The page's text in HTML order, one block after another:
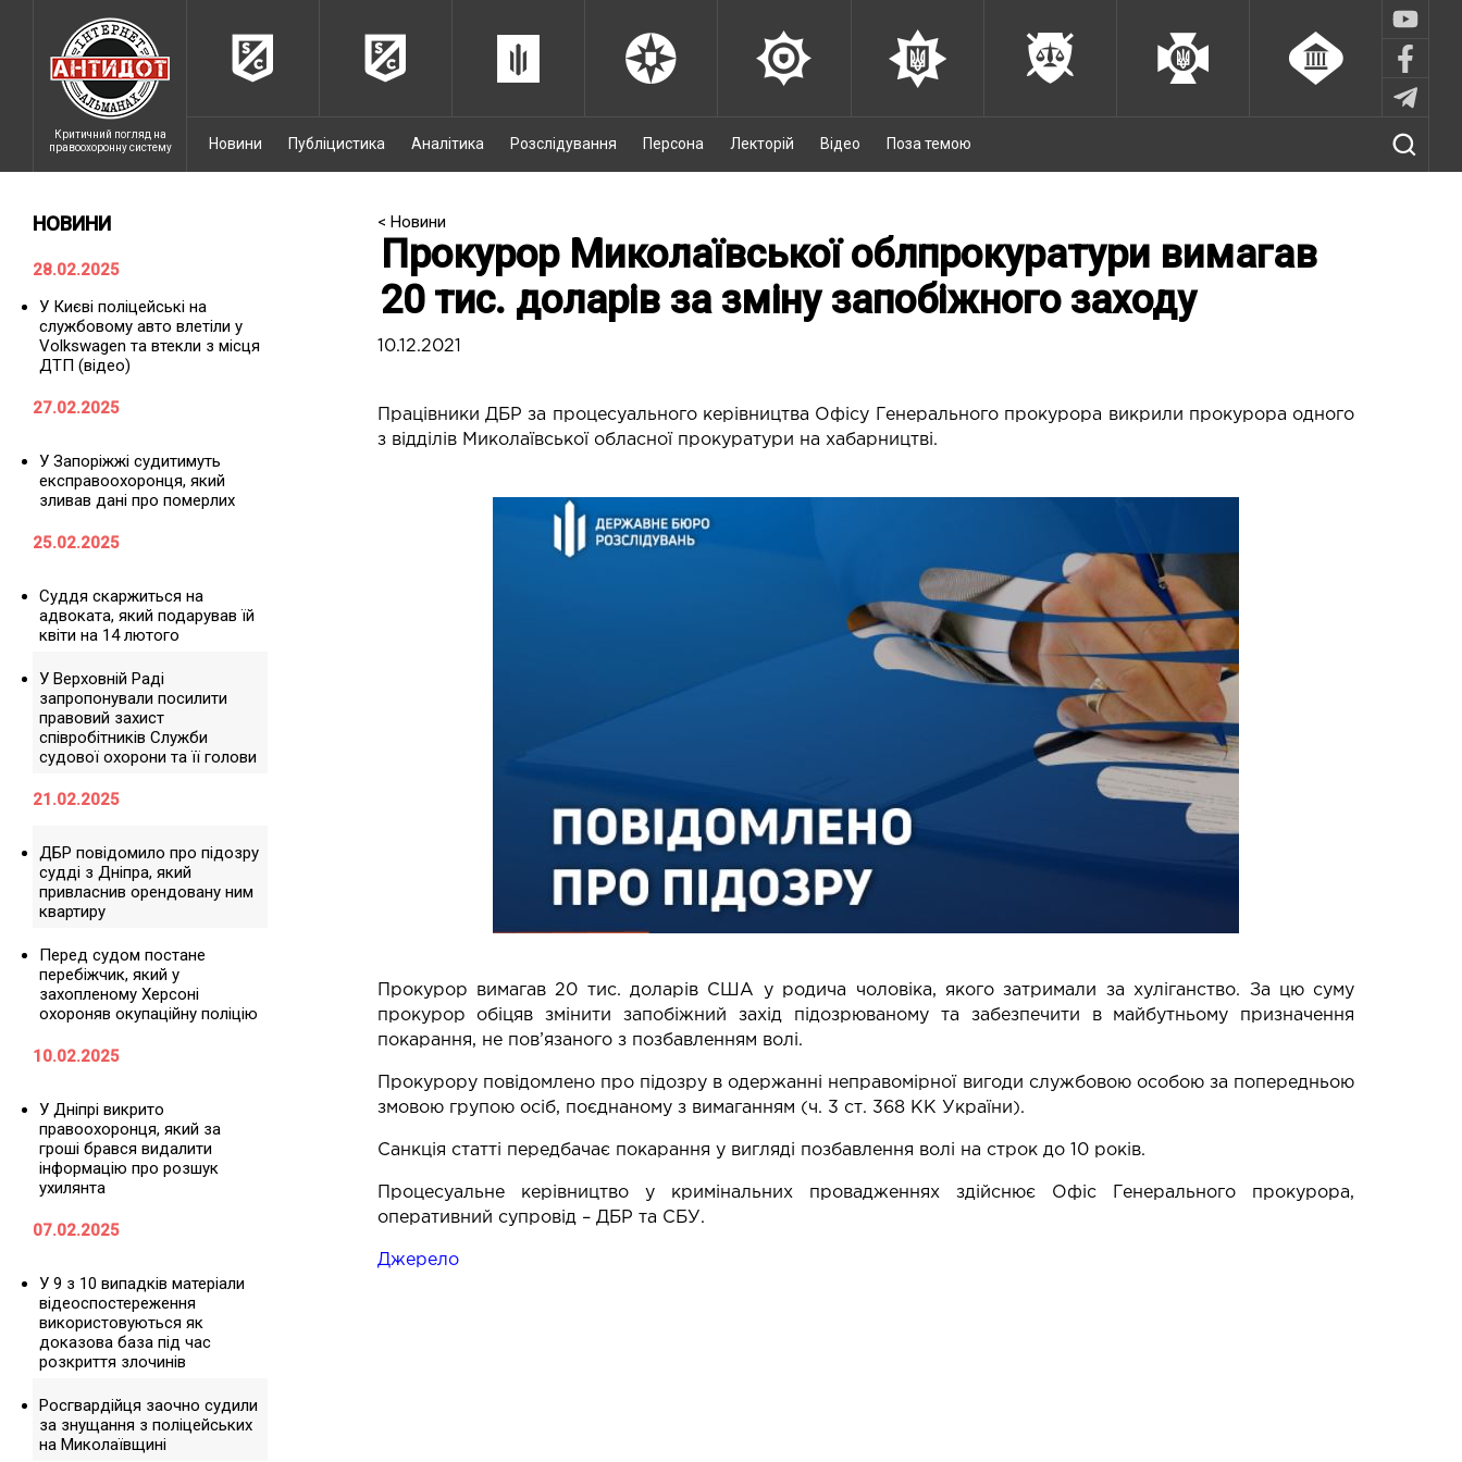
Критичний погляд на
правоохоронну систему
Новини Публіцистика Аналітика Розслідування Персона Лекторій Відео Поза темою
НОВИНИ
28.02.2025
У Києві поліцейські на
службовому авто влетіли у
Volkswagen та втекли з місця
ДТП (відео)
27.02.2025
У Запоріжжі судитимуть
експравоохоронця, який
зливав дані про померлих
25.02.2025
Суддя скаржиться на
адвоката, який подарував їй
квіти на 14 лютого
У Верховній Раді
запропонували посилити
правовий захист
співробітників Служби
судової охорони та її голови
21.02.2025
ДБР повідомило про підозру
судді з Дніпра, який
привласнив орендовану ним
квартиру
Перед судом постане
перебіжчик, який у
захопленому Херсоні
охороняв окупаційну поліцію
10.02.2025
У Дніпрі викрито
правоохоронця, який за
гроші брався видалити
інформацію про розшук
ухилянта
07.02.2025
У 9 з 10 випадків матеріали
відеоспостереження
використовуються як
доказова база під час
розкриття злочинів
Росгвардійця заочно судили
за знущання з поліцейських
на Миколаївщині
< Новини
Прокурор Миколаївської облпрокуратури вимагав
20 тис. доларів за зміну запобіжного заходу
10.12.2021
Працівники ДБР за процесуального керівництва Офісу Генерального прокурора викрили прокурора одного
з відділів Миколаївської обласної прокуратури на хабарництві.
Прокурор вимагав 20 тис. доларів США у родича чоловіка, якого затримали за хуліганство. За цю суму
прокурор обіцяв змінити запобіжний захід підозрюваному та забезпечити в майбутньому призначення
покарання, не пов’язаного з позбавленням волі.
Прокурору повідомлено про підозру в одержанні неправомірної вигоди службовою особою за попередньою
змовою групою осіб, поєднаному з вимаганням (ч. 3 ст. 368 КК України).
Санкція статті передбачає покарання у вигляді позбавлення волі на строк до 10 років.
Процесуальне керівництво у кримінальних провадженнях здійснює Офіс Генерального прокурора,
оперативний супровід – ДБР та СБУ.
Джерело